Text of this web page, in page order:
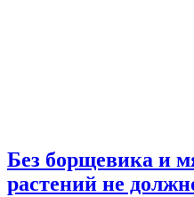
Без борщевика и
растений не